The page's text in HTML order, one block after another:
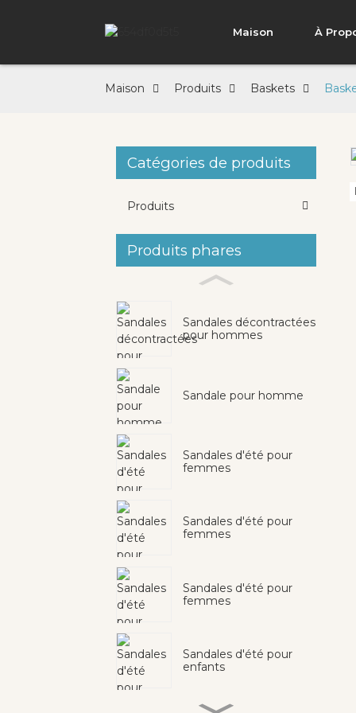
Maison À
Maison Produits Baskets
Catégories de produits
Produits
Produits phares
Sandales décontractées
pour hommes
Sandale pour homme
Sandales d'été pour
femmes
Sandales d'été pour
femmes
Sandales d'été pour
femmes
Sandales d'été pour
enfants
Loading...
Loading...